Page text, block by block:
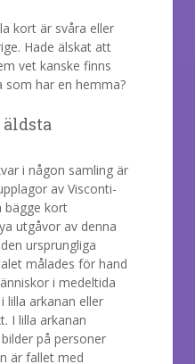
kort är svåra eller
Hade älskat att
vet kanske finns
som har en hemma?
i någon samling är
av Visconti-
bägge kort
utgåvor av denna
ursprungliga
målades för hand
i medeltida
lilla arkanan eller
I lilla arkanan
på personer
är fallet med